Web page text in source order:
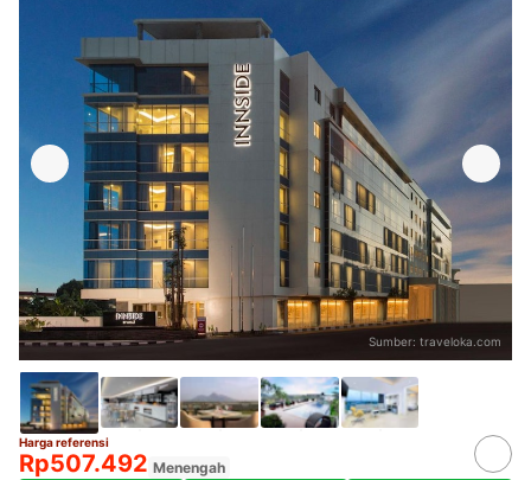
Sumber: traveloka.com
Harga referensi
Rp507.492 Menengah